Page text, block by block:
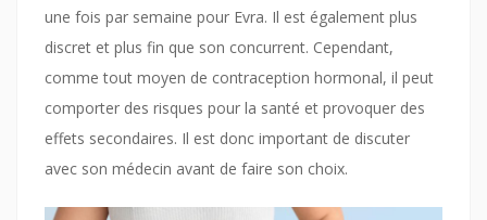
une fois par semaine pour Evra. Il est également plus
discret et plus fin que son concurrent. Cependant,
comme tout moyen de contraception hormonal, il peut
comporter des risques pour la santé et provoquer des
effets secondaires. Il est donc important de discuter
avec son médecin avant de faire son choix.